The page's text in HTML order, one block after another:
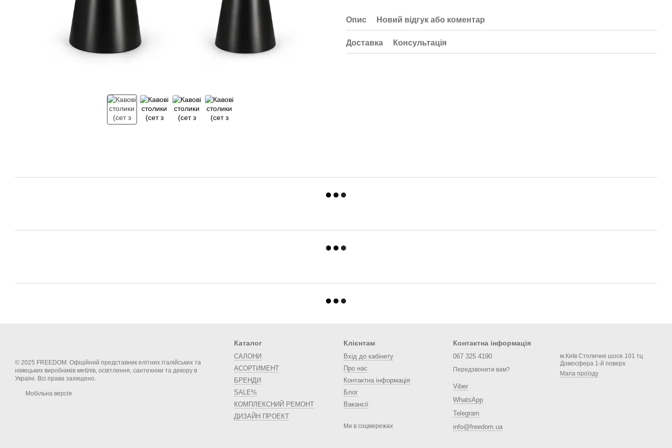
Опис Новий відгук або коментар
Доставка Консультація
© 2025 FREEDOM. Офіційний представник елітних італійських та
німецьких виробників меблів, освітлення, сантехніки та декору в
Україні. Всі права захищено.
Мобільна версія
Каталог
САЛОНИ
АСОРТИМЕНТ
БРЕНДИ
SALE%
КОМПЛЕКСНИЙ РЕМОНТ
ДИЗАЙН ПРОЕКТ
Клієнтам
Вхід до кабінету
Про нас
Контактна інформація
Блог
Вакансії
Ми в соцмережах
Контактна інформація
067 325 4190
Передзвонити вам?
Viber
WhatsApp
Telegram
info@freedom.ua
м.Київ Столичне шосе 101 тц
Домосфера 1-й поверх
Мапа проїзду